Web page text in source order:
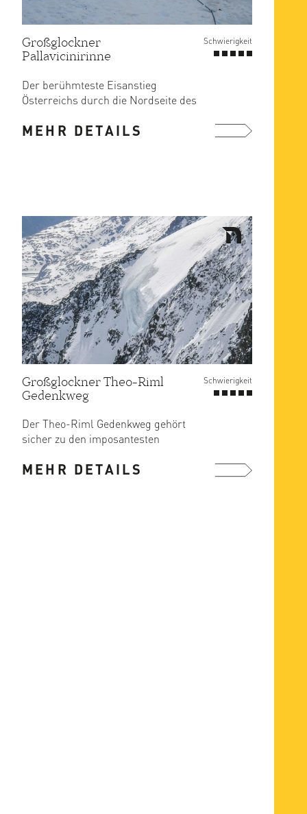
Großglockner
Pallavicinirinne
Schwierigkeit
Der berühmteste Eisanstieg
Österreichs durch die Nordseite des
Die Nordwandtouren ...
MEHR DETAILS
Großglockner Theo-Riml
Gedenkweg
Schwierigkeit
Der Theo-Riml Gedenkweg gehört
sicher zu den imposantesten
„Theo ...
MEHR DETAILS